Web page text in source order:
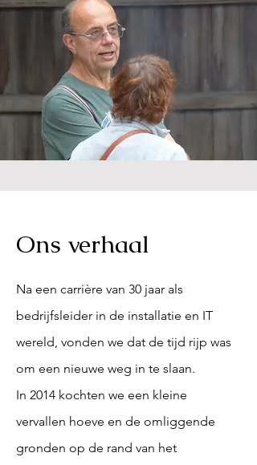
Ons verhaal
Na een carrière van 30 jaar als
bedrijfsleider in de installatie en IT
wereld, vonden we dat de tijd rijp was
om een nieuwe weg in te slaan.
In 2014 kochten we een kleine
vervallen hoeve en de omliggende
gronden op de rand van het